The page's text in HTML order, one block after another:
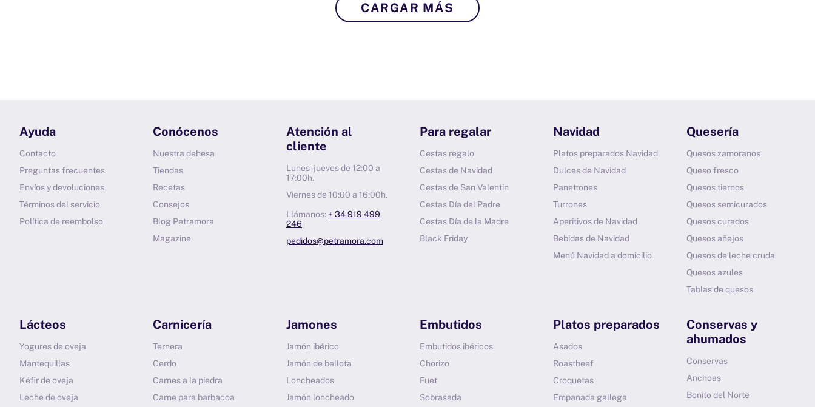
CARGAR MÁS
Ayuda
Contacto
Preguntas frecuentes
Envíos y devoluciones
Términos del servicio
Política de reembolso
Conócenos
Nuestra dehesa
Tiendas
Recetas
Consejos
Blog Petramora
Magazine
Atención al
cliente
Lunes-jueves de 12:00 a
17:00h.
Viernes de 10:00 a 16:00h.
Llámanos: + 34 919 499
246
pedidos@petramora.com
Para regalar
Cestas regalo
Cestas de Navidad
Cestas de San Valentin
Cestas Día del Padre
Cestas Día de la Madre
Black Friday
Navidad
Platos preparados Navidad
Dulces de Navidad
Panettones
Turrones
Aperitivos de Navidad
Bebidas de Navidad
Menú Navidad a domicilio
Quesería
Quesos zamoranos
Queso fresco
Quesos tiernos
Quesos semicurados
Quesos curados
Quesos añejos
Quesos de leche cruda
Quesos azules
Tablas de quesos
Lácteos
Yogures de oveja
Mantequillas
Kéfir de oveja
Leche de oveja
Carnicería
Ternera
Cerdo
Carnes a la piedra
Carne para barbacoa
Jamones
Jamón ibérico
Jamón de bellota
Loncheados
Jamón loncheado
Embutidos
Embutidos ibéricos
Chorizo
Fuet
Sobrasada
Platos preparados
Asados
Roastbeef
Croquetas
Empanada gallega
Conservas y
ahumados
Conservas
Anchoas
Bonito del Norte